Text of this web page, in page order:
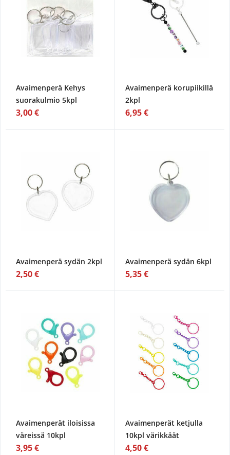
Avaimenperä Kehys
suorakulmio 5kpl
3,00 €
Avaimenperä korupiikillä
2kpl
6,95 €
Avaimenperä sydän 2kpl
2,50 €
Avaimenperä sydän 6kpl
5,35 €
Avaimenperät iloisissa
väreissä 10kpl
3,95 €
Avaimenperät ketjulla
10kpl värikkäät
4,50 €